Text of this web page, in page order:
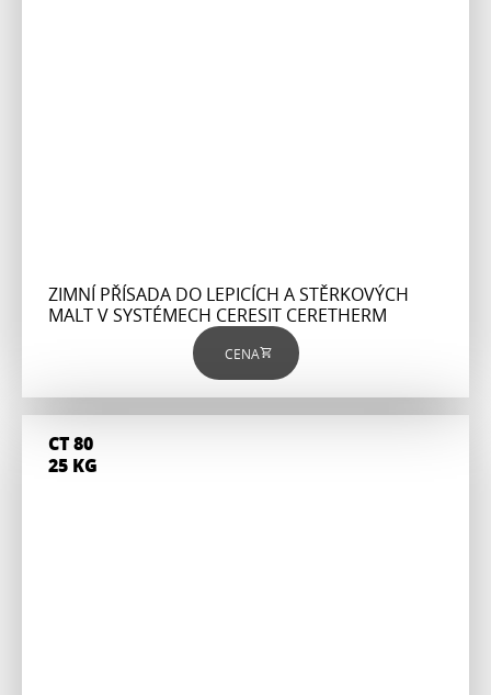
ZIMNÍ PŘÍSADA DO LEPICÍCH A STĚRKOVÝCH
MALT V SYSTÉMECH CERESIT CERETHERM
CENA
CT 80
25 KG